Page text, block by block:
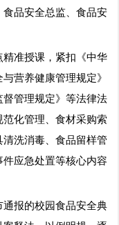
品安全总监、食品安
准授课，紧扣《中华
营养健康管理规定》
督管理规定》等法律法
化管理、食材采购索
洗消毒、食品留样管
应急处置等核心内容
报的校园食品安全典